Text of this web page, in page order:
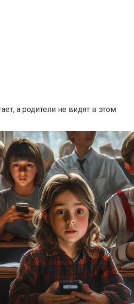
а родители не видят в этом